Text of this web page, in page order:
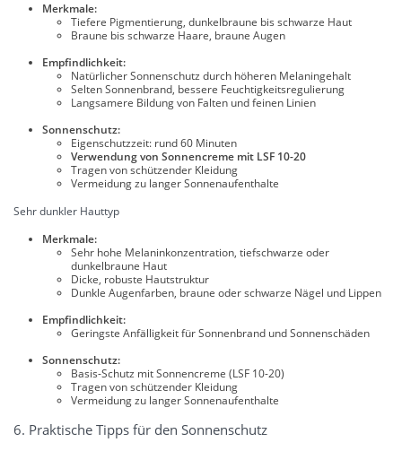
Merkmale:
Tiefere Pigmentierung, dunkelbraune bis schwarze Haut
Braune bis schwarze Haare, braune Augen
Empfindlichkeit:
Natürlicher Sonnenschutz durch höheren Melaningehalt
Selten Sonnenbrand, bessere Feuchtigkeitsregulierung
Langsamere Bildung von Falten und feinen Linien
Sonnenschutz:
Eigenschutzzeit: rund 60 Minuten
Verwendung von Sonnencreme mit LSF 10-20
Tragen von schützender Kleidung
Vermeidung zu langer Sonnenaufenthalte
Sehr dunkler Hauttyp
Merkmale:
Sehr hohe Melaninkonzentration, tiefschwarze oder
dunkelbraune Haut
Dicke, robuste Hautstruktur
Dunkle Augenfarben, braune oder schwarze Nägel und Lippen
Empfindlichkeit:
Geringste Anfälligkeit für Sonnenbrand und Sonnenschäden
Sonnenschutz:
Basis-Schutz mit Sonnencreme (LSF 10-20)
Tragen von schützender Kleidung
Vermeidung zu langer Sonnenaufenthalte
6. Praktische Tipps für den Sonnenschutz